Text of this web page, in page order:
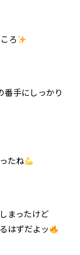
ろ
番手にしっかり
たね
まったけど
はずだよッ